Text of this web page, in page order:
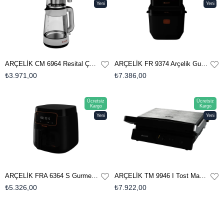
₺3.971,00
Yeni
₺7.386,00
Yeni
ARÇELİK FRA 6364 S GurmeFry XXL™️ Az Yağlı Fritöz
₺5.326,00
Ücretsiz
Kargo
Yeni
ARÇELİK TM 9946 I Tost Makinesi
₺7.922,00
Ücretsiz
Kargo
Yeni
Ürün